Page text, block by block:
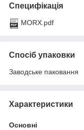
Специфікація
MORX.pdf
Спосіб упаковки
Заводське паковання
Характеристики
Основні